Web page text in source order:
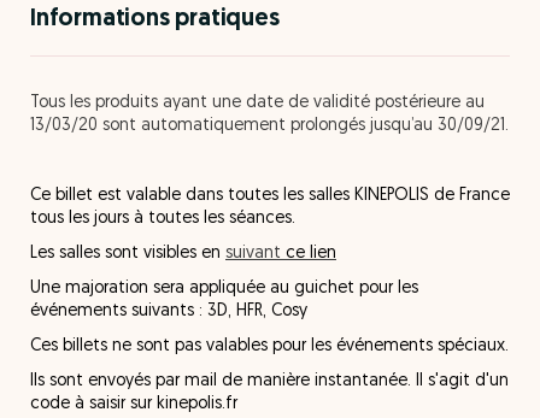
Informations pratiques
Tous les produits ayant une date de validité postérieure au
13/03/20 sont automatiquement prolongés jusqu’au 30/09/21.
Ce billet est valable dans toutes les salles KINEPOLIS de France
tous les jours à toutes les séances.
Les salles sont visibles en suivant ce lien
Une majoration sera appliquée au guichet pour les
événements suivants : 3D, HFR, Cosy
Ces billets ne sont pas valables pour les événements spéciaux.
Ils sont envoyés par mail de manière instantanée. Il s'agit d'un
code à saisir sur kinepolis.fr